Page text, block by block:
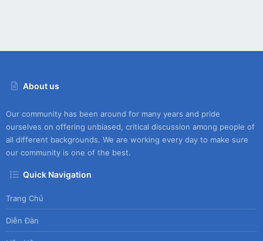
About us
Our community has been around for many years and pride
ourselves on offering unbiased, critical discussion among people of
all different backgrounds. We are working every day to make sure
our community is one of the best.
Quick Navigation
Trang Chủ
Diễn Đàn